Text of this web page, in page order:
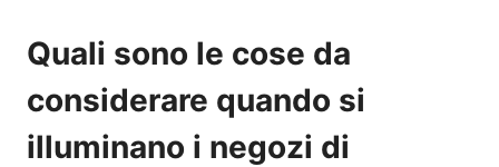
Quali sono le cose da
considerare quando si
illuminano i negozi di